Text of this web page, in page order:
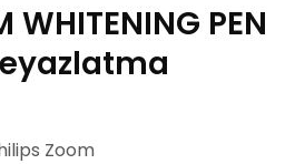
WHITENING PEN
Zoom